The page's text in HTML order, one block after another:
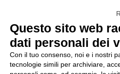
del Codice di
possibile presentare
reclamo
all’Organismo di
Monitoraggio
una delle modalità
descritte al seguente
Questo sito web
dati personali dei
Con il tuo consenso, noi e i nostri
tecnologie simili per archiviare,